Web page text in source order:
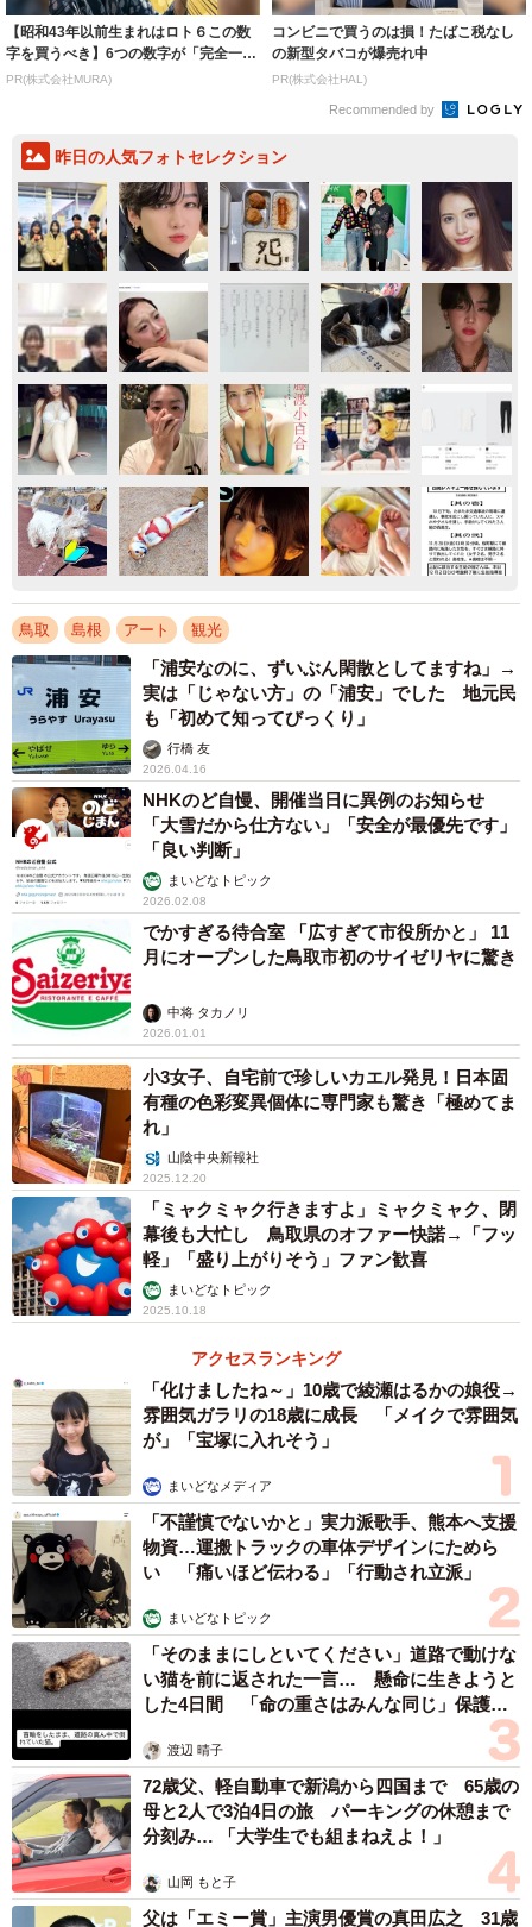
【昭和43年以前生まれはロト６この数
字を買うべき】6つの数字が「完全一
致」する方...
PR(株式会社MURA)
コンビニで買うのは損！たばこ税なし
の新型タバコが爆売れ中
PR(株式会社HAL)
Recommended by
昨日の人気フォトセレクション
鳥取 島根 アート 観光
「浦安なのに、ずいぶん閑散としてますね」→
実は「じゃない方」の「浦安」でした 地元民
も「初めて知ってびっくり」
行橋 友
2026.04.16
NHKのど自慢、開催当日に異例のお知らせ
「大雪だから仕方ない」「安全が最優先です」
「良い判断」
まいどなトピック
2026.02.08
でかすぎる待合室 「広すぎて市役所かと」 11
月にオープンした鳥取市初のサイゼリヤに驚き
中将 タカノリ
2026.01.01
小3女子、自宅前で珍しいカエル発見！日本固
有種の色彩変異個体に専門家も驚き「極めてま
れ」
山陰中央新報社
2025.12.20
「ミャクミャク行きますよ」ミャクミャク、閉
幕後も大忙し 鳥取県のオファー快諾→「フッ
軽」「盛り上がりそう」ファン歓喜
まいどなトピック
2025.10.18
アクセスランキング
「化けましたね～」10歳で綾瀬はるかの娘役→
雰囲気ガラリの18歳に成長 「メイクで雰囲気
が」「宝塚に入れそう」
まいどなメディア
「不謹慎でないかと」実力派歌手、熊本へ支援
物資…運搬トラックの車体デザインにためら
い 「痛いほど伝わる」「行動され立派」
まいどなトピック
「そのままにしといてください」道路で動けな
い猫を前に返された一言… 懸命に生きようと
した4日間 「命の重さはみんな同じ」保護団
渡辺 晴子
72歳父、軽自動車で新潟から四国まで 65歳の
母と2人で3泊4日の旅 パーキングの休憩まで
分刻み… 「大学生でも組まねえよ！」
山岡 もと子
父は「エミー賞」主演男優賞の真田広之 31歳